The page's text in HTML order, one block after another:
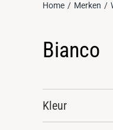
Je bent hier:
Home Merken
Bianco
Kleur